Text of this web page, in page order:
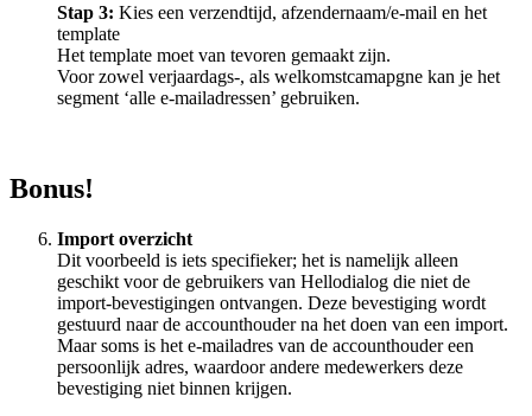
Stap 3: Kies een verzendtijd, afzendernaam/e-mail en het
template
Het template moet van tevoren gemaakt zijn.
Voor zowel verjaardags-, als welkomstcamapgne kan je het
segment ‘alle e-mailadressen’ gebruiken.
Bonus!
Import overzicht
Dit voorbeeld is iets specifieker; het is namelijk alleen
geschikt voor de gebruikers van Hellodialog die niet de
import-bevestigingen ontvangen. Deze bevestiging wordt
gestuurd naar de accounthouder na het doen van een import.
Maar soms is het e-mailadres van de accounthouder een
persoonlijk adres, waardoor andere medewerkers deze
bevestiging niet binnen krijgen.